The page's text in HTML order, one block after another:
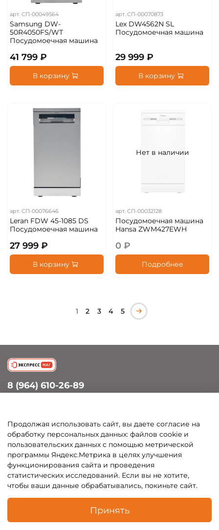
арт.СП-00049564
Samsung DW-
50R4050FS/WT
Посудомоечная машина
41 799 ₽
В корзину
арт.СП-00070873
Lex DW4562N SL
Посудомоечная машина
29 999 ₽
В корзину
арт.СП-00076646
Leran FDW 45-1085 DS
Посудомоечная машина
27 999 ₽
В корзину
Нет в наличии
арт.СП-00032128
Посудомоечная машина
Hansa ZWM427EWH
0 ₽
Подробнее
1 2 3 4 5
Покупателям
Каталог
8 (964) 610-26-89
Продолжая использовать сайт, вы даете согласие на
обработку персональных данных: файлов cookie и
пользовательских данных с помощью метрической
программы Яндекс.Метрика в целях улучшения
функционирования сайта и проведения
статистических исследований. Если вы не хотите,
чтобы ваши данные обрабатывались, покиньте сайт.
Принять